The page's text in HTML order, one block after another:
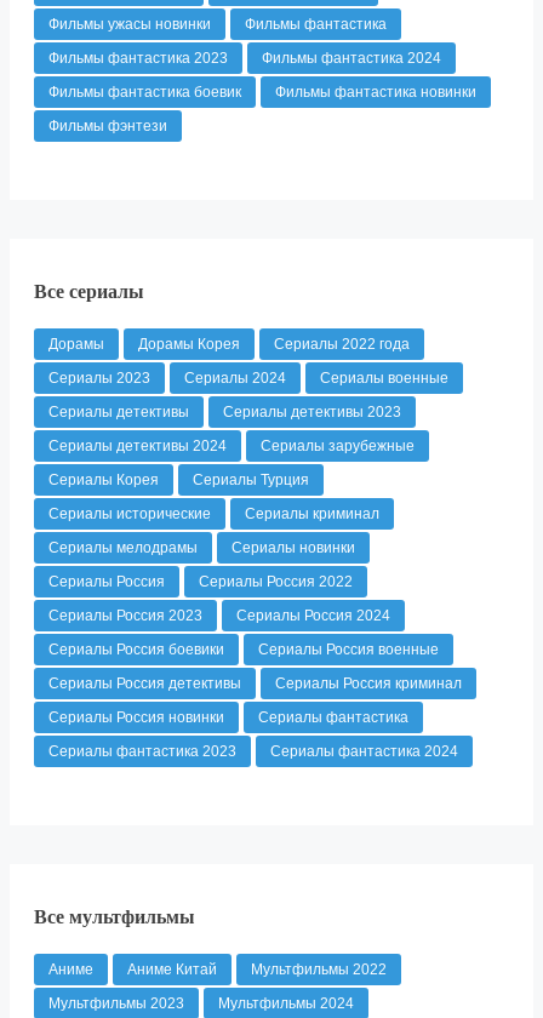
Фильмы ужасы новинки
Фильмы фантастика
Фильмы фантастика 2023
Фильмы фантастика 2024
Фильмы фантастика боевик
Фильмы фантастика новинки
Фильмы фэнтези
Все сериалы
Дорамы Дорамы Корея
Сериалы 2022 года
Сериалы 2023
Сериалы 2024
Сериалы военные
Сериалы детективы
Сериалы детективы 2023
Сериалы детективы 2024
Сериалы зарубежные
Сериалы Корея
Сериалы Турция
Сериалы исторические
Сериалы криминал
Сериалы мелодрамы
Сериалы новинки
Сериалы Россия
Сериалы Россия 2022
Сериалы Россия 2023
Сериалы Россия 2024
Сериалы Россия боевики
Сериалы Россия военные
Сериалы Россия детективы
Сериалы Россия криминал
Сериалы Россия новинки
Сериалы фантастика
Сериалы фантастика 2023
Сериалы фантастика 2024
Все мультфильмы
Аниме Аниме Китай
Мультфильмы 2022
Мультфильмы 2023
Мультфильмы 2024